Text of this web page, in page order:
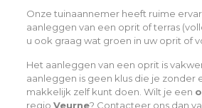
Onze tuinaannemer heeft ruime
aanleggen van een oprit of terras
u ook graag wat groen in uw oprit of
Het aanleggen van een oprit is
aanleggen is geen klus die je zonder
makkelijk zelf kunt doen. Wilt je een
regio Veurne? Contacteer ons dan